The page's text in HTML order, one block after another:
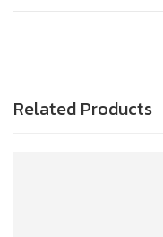
Related Products